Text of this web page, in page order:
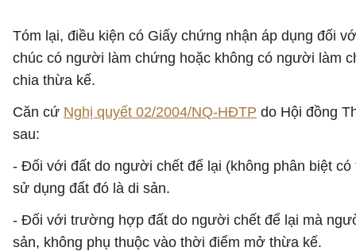
Tóm lại, điều kiện có Giấy chứng nhận áp dụng đối
chúc có người làm chứng hoặc không có người làm
chia thừa kế.
Căn cứ Nghị quyết 02/2004/NQ-HĐTP do Hội đồng
sau:
- Đối với đất do người chết để lại (không phân biệt
sử dụng đất đó là di sản.
- Đối với trường hợp đất do người chết để lại mà
sản, không phụ thuộc vào thời điểm mở thừa kế.